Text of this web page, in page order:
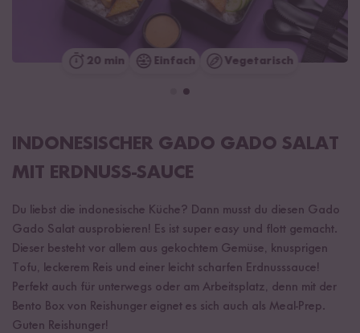
20 min Einfach Vegetarisch
INDONESISCHER GADO GADO SALAT
MIT ERDNUSS-SAUCE
Du liebst die indonesische Küche? Dann musst du diesen Gado
Gado Salat ausprobieren! Es ist super easy und flott gemacht.
Dieser besteht vor allem aus gekochtem Gemüse, knusprigen
Tofu, leckerem Reis und einer leicht scharfen Erdnusssauce!
Perfekt auch für unterwegs oder am Arbeitsplatz, denn mit der
Bento Box von Reishunger eignet es sich auch als Meal-Prep.
Guten Reishunger!